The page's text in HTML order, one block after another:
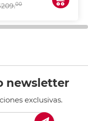
00
newsletter
exclusivas.